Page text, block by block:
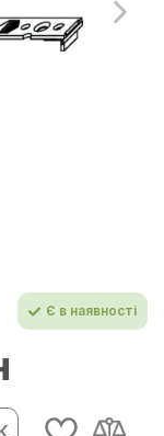
Є в наявності